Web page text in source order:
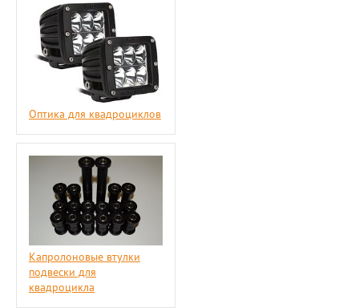
Оптика для квадроциклов
Капролоновые втулки
подвески для
квадроцикла